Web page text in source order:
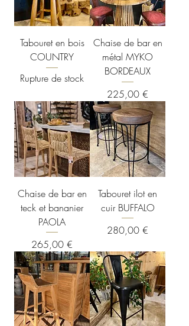
Tabouret en bois
COUNTRY
Rupture de stock
Chaise de bar en
métal MYKO
BORDEAUX
Prix
225,00 €
Chaise de bar en
teck et bananier
PAOLA
Prix
265,00 €
Tabouret ilot en
cuir BUFFALO
Prix
280,00 €